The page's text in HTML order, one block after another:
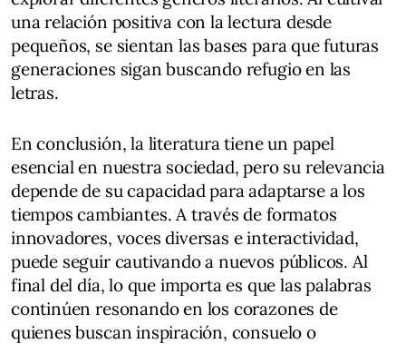
una relación positiva con la lectura desde
pequeños, se sientan las bases para que futuras
generaciones sigan buscando refugio en las
letras.
En conclusión, la literatura tiene un papel
esencial en nuestra sociedad, pero su relevancia
depende de su capacidad para adaptarse a los
tiempos cambiantes. A través de formatos
innovadores, voces diversas e interactividad,
puede seguir cautivando a nuevos públicos. Al
final del día, lo que importa es que las palabras
continúen resonando en los corazones de
quienes buscan inspiración, consuelo o